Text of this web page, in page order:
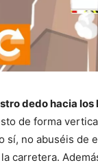
dedo hacia los
de forma
sí, no abuséis de
carretera.